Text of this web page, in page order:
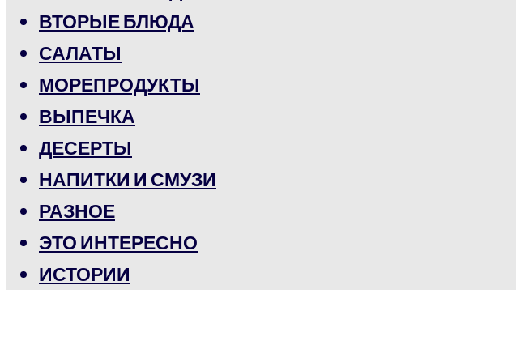
ВТОРЫЕ БЛЮДА
САЛАТЫ
МОРЕПРОДУКТЫ
ВЫПЕЧКА
ДЕСЕРТЫ
НАПИТКИ И СМУЗИ
РАЗНОЕ
ЭТО ИНТЕРЕСНО
ИСТОРИИ